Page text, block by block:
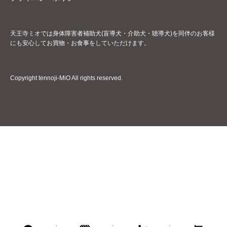
天王寺ミオでは身体障害者補助犬(盲導犬・介助犬・聴導犬)を同伴のお客様
にも安心してお買物・お食事をしていただけます。
Copyright tennoji-MiO All rights reserved.